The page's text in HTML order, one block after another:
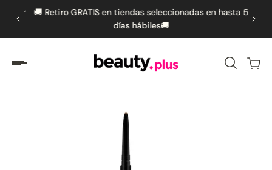
al contenido
🚚 Retiro GRATIS en tiendas seleccionadas en hasta 5
días hábiles🚚